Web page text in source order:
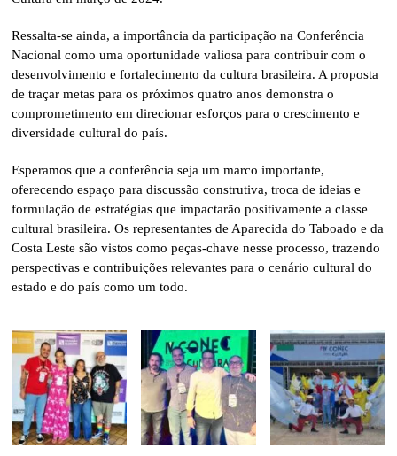
Ressalta-se ainda, a importância da participação na Conferência
Nacional como uma oportunidade valiosa para contribuir com o
desenvolvimento e fortalecimento da cultura brasileira. A proposta
de traçar metas para os próximos quatro anos demonstra o
comprometimento em direcionar esforços para o crescimento e
diversidade cultural do país.
Esperamos que a conferência seja um marco importante,
oferecendo espaço para discussão construtiva, troca de ideias e
formulação de estratégias que impactarão positivamente a classe
cultural brasileira. Os representantes de Aparecida do Taboado e da
Costa Leste são vistos como peças-chave nesse processo, trazendo
perspectivas e contribuições relevantes para o cenário cultural do
estado e do país como um todo.